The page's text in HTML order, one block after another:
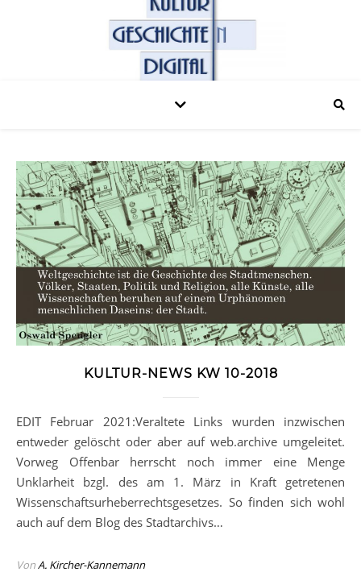
KULTUR-NEWS KW 10-2018
EDIT Februar 2021:Veraltete Links wurden inzwischen
entweder gelöscht oder aber auf web.archive umgeleitet.
Vorweg Offenbar herrscht noch immer eine Menge
Unklarheit bzgl. des am 1. März in Kraft getretenen
Wissenschaftsurheberrechtsgesetzes. So finden sich wohl
auch auf dem Blog des Stadtarchivs…
VonA. Kircher-Kannemann